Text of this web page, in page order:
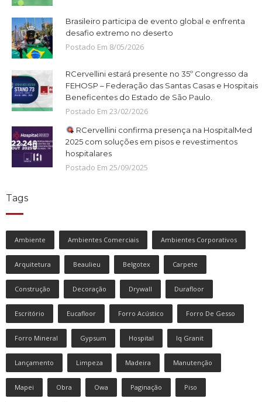
Brasileiro participa de evento global e enfrenta
desafio extremo no deserto
Postado Em 8/05/2026
RCervellini estará presente no 35º Congresso da
FEHOSP – Federação das Santas Casas e Hospitais
Beneficentes do Estado de São Paulo.
Postado Em 23/02/2026
RCervellini confirma presença na HospitalMed
2025 com soluções em pisos e revestimentos
hospitalares
Postado Em 25/09/2025
Tags
Ambiente Ambientes Comerciais Ambientes Corporativos
Arquitetura Beaulieu Belgotex Carpete
Construção Decoração Drywall Durafloor
Escritório Eucafloor Forro Acústico Forro De Gesso
Forro Mineral Gypsum Hospital Iq Granit
Lançamento Limpeza Madeira Manutenção
Mapei Obra Owa Paginação Piso